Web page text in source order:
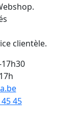
clientèle.
45